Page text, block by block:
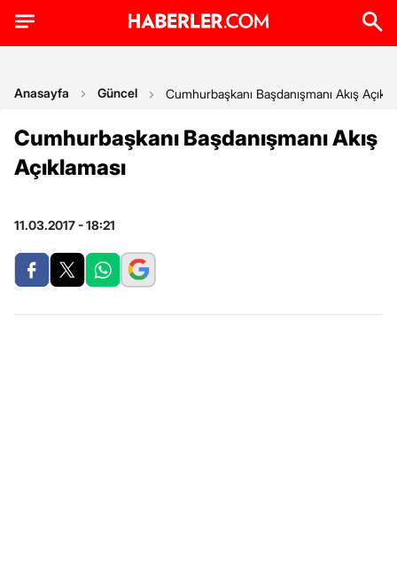
Anasayfa Güncel Cumhurbaşkanı Başdanışmanı Akış
Cumhurbaşkanı Başdanışmanı Akış
Açıklaması
11.03.2017 - 18:21